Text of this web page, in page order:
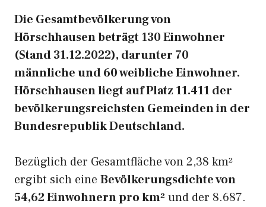
Die Gesamtbevölkerung von
Hörschhausen beträgt 130 Einwohner
(Stand 31.12.2022), darunter 70
männliche und 60 weibliche Einwohner.
Hörschhausen liegt auf Platz 11.411 der
bevölkerungsreichsten Gemeinden in der
Bundesrepublik Deutschland.
Bezüglich der Gesamtfläche von 2,38 km²
ergibt sich eine Bevölkerungsdichte von
54,62 Einwohnern pro km² und der 8.687.